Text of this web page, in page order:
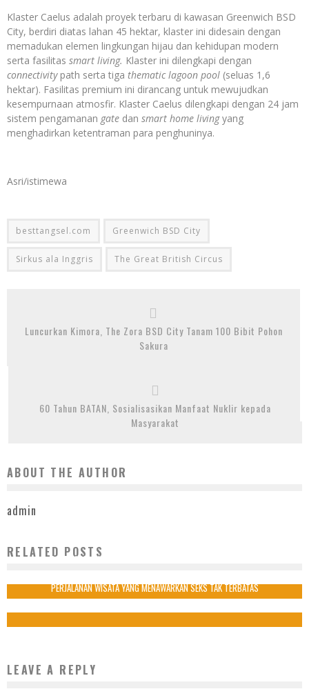
Klaster Caelus adalah proyek terbaru di kawasan Greenwich BSD
City, berdiri diatas lahan 45 hektar, klaster ini didesain dengan
memadukan elemen lingkungan hijau dan kehidupan modern
serta fasilitas smart living. Klaster ini dilengkapi dengan
connectivitypath serta tiga thematic lagoon pool (seluas 1,6
hektar). Fasilitas premium ini dirancang untuk mewujudkan
kesempurnaan atmosfir. Klaster Caelus dilengkapi dengan 24 jam
sistem pengamanan gate dan smart home livingyang
menghadirkan ketentraman para penghuninya.
Asri/istimewa
besttangsel.com Greenwich BSD City
Sirkus ala Inggris The Great British Circus
Luncurkan Kimora, The Zora BSD City Tanam 100 Bibit Pohon
Sakura
60 Tahun BATAN, Sosialisasikan Manfaat Nuklir kepada
Masyarakat
ABOUT THE AUTHOR
admin
RELATED POSTS
SANDRA MILENA ALMEIDA TELAN UANG SEBANYAK RP 120 JUTA
PERJALANAN WISATA YANG MENAWARKAN SEKS TAK TERBATAS
LEAVE A REPLY